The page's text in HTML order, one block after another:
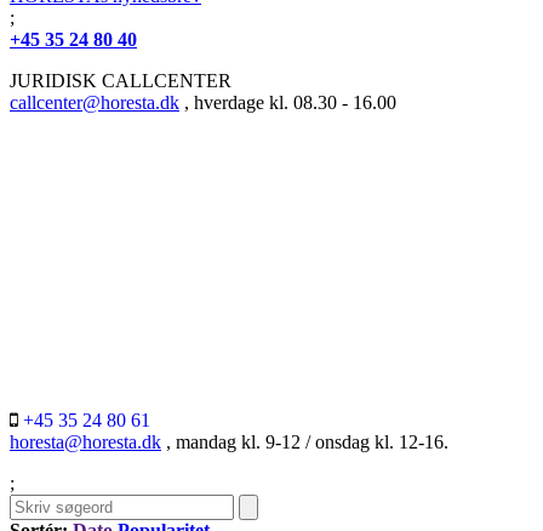
;
+45 35 24 80 40
JURIDISK CALLCENTER
callcenter@horesta.dk , hverdage kl. 08.30 - 16.00
+45 35 24 80 61
horesta@horesta.dk , mandag kl. 9-12 / onsdag kl. 12-16.
;